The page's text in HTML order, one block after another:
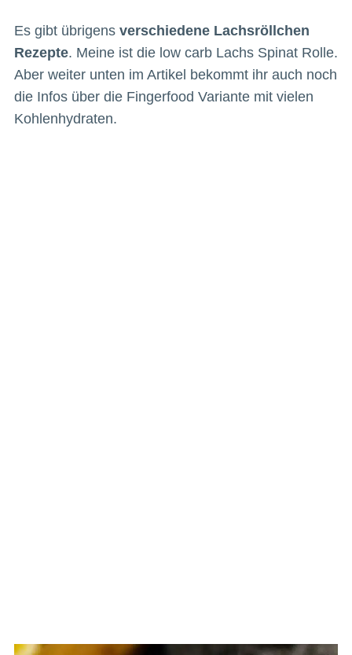
Es gibt übrigens verschiedene Lachsröllchen
Rezepte. Meine ist die low carb Lachs Spinat Rolle.
Aber weiter unten im Artikel bekommt ihr auch noch
die Infos über die Fingerfood Variante mit vielen
Kohlenhydraten.